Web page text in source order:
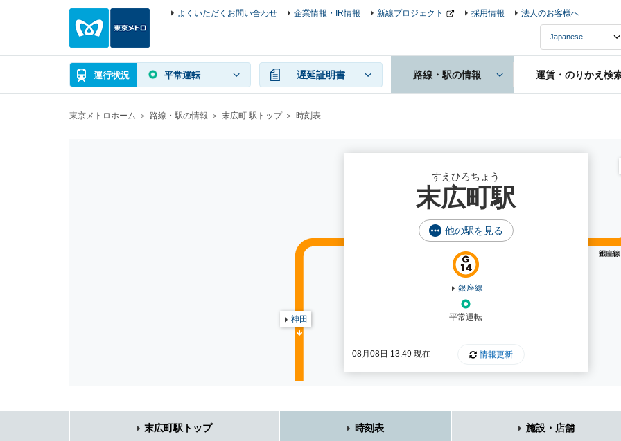
運行状況 平常運転 遅延証明書 路線・駅の情報 運賃・のりかえ検
よくいただくお問い合わせ 企業情報・IR情報 新線プロジェクト 採用情報 法人のお客様へ
東京メトロホーム 路線・駅の情報 末広町 駅トップ 時刻表
すえひろちょう
末広町駅
他の駅を見る
08月08日 13:49 現在 情報更新
銀座線
平常運転
神田
末広町駅トップ 時刻表 施設・店舗